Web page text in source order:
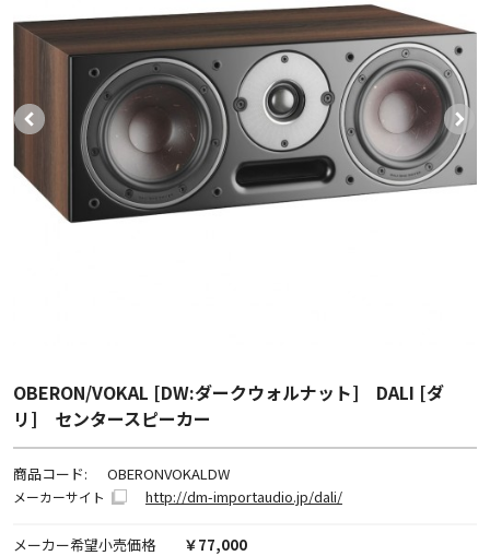
OBERON/VOKAL [DW:ダークウォルナット] DALI [ダ
リ] センタースピーカー
商品コード: OBERONVOKALDW
メーカーサイト http://dm-importaudio.jp/dali/
メーカー希望小売価格 ￥77,000